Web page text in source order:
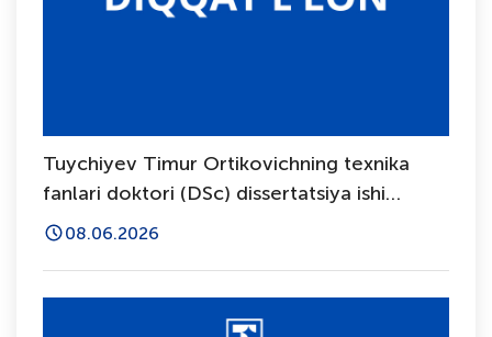
Tuychiyev Timur Ortikovichning texnika
fanlari doktori (DSc) dissertatsiya ishi
himoyasi to‘g‘risida
08.06.2026